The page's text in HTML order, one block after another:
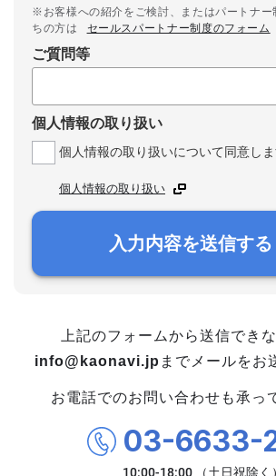
※お客様への紹介をご検討、またはパートナー
ちの方は
セールスパートナー制度のフォーム
ご質問等
個人情報の取り扱い
個人情報の取り扱いについて同意しま
個人情報の取り扱い
入力内容を送信する
上記のフォームから送信できな
info@kaonavi.jp までメールをお
お電話でのお問い合わせも承っ
03-6633-